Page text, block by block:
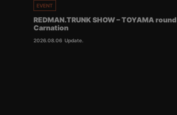
EVENT
REDMAN.TRUNK SHOW – TOYAMA round
Carnation
2026.08.06 Update.